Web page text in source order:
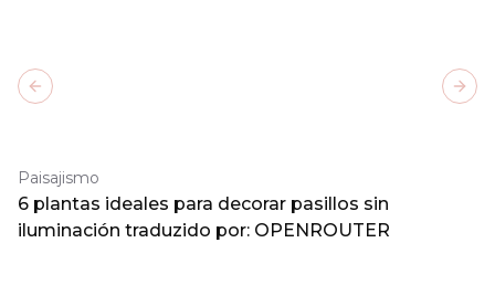
Paisajismo
6 plantas ideales para decorar pasillos sin
iluminación traduzido por: OPENROUTER
Previous slide